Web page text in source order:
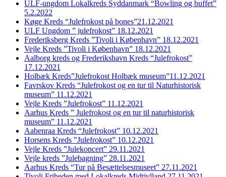
ULF-ungdom Lokalkreds Syddanmark “Bowling og buffet”
5.2.2022
Køge Kreds “Julefrokost på bones”21.12.2021
ULF Ungdom ” julefrokost” 18.12.2021
Frederiksberg Kreds ”Tivoli i København” 18.12.2021
Vejle Kreds ”Tivoli i København” 18.12.2021
Aalborg kreds og Frederikshavn Kreds “Julefrokost”
17.12.2021
Holbæk Kreds”Julefrokost Holbæk museum”11.12.2021
Favrskov Kreds “Julefrokost og en tur til Naturhistorisk
museum” 11.12.2021
Vejle Kreds ”Julefrokost” 11.12.2021
Aarhus Kreds ” Julefrokost og en tur til naturhistorisk
museum” 11.12.2021
Aabenraa Kreds “Julefrokost” 10.12.2021
Horsens Kreds ”Julefrokost” 10.12.2021
Vejle Kreds ”Julekoncert” 29.11.2021
Vejle kreds ”Julebagning” 28.11.2021
Aarhus Kreds “Tur på Besættelsesmuseet” 27.11.2021